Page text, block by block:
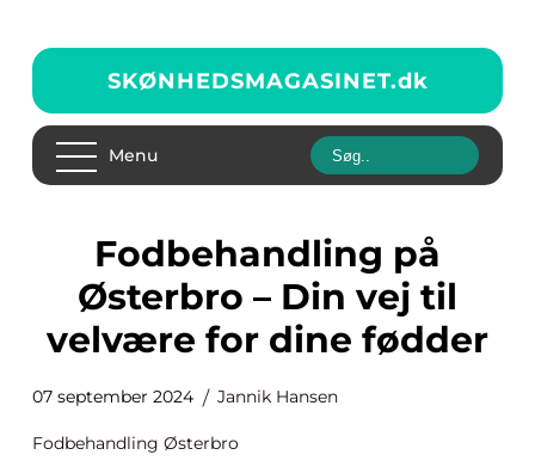
SKØNHEDSMAGASINET.dk
Menu
Fodbehandling på
Østerbro – Din vej til
velvære for dine fødder
07 september 2024 Jannik Hansen
Fodbehandling Østerbro